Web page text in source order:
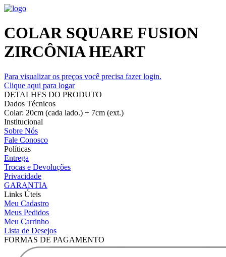
COLAR SQUARE FUSION
ZIRCÔNIA HEART
Para visualizar os preços você precisa fazer login.
Clique aqui para logar
DETALHES DO PRODUTO
Dados Técnicos
Colar: 20cm (cada lado.) + 7cm (ext.)
Institucional
Sobre Nós
Fale Conosco
Políticas
Entrega
Trocas e Devoluções
Privacidade
GARANTIA
Links Úteis
Meu Cadastro
Meus Pedidos
Meu Carrinho
Lista de Desejos
FORMAS DE PAGAMENTO